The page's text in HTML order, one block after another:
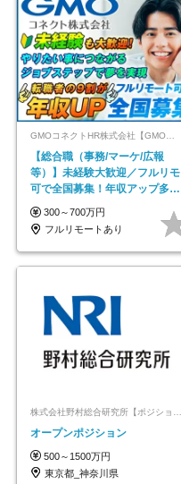
GMOコネクトHR株式会社【GMOインターネットグループ】
【総合職（事務/マーケ/広報
等）】未経験大歓迎／フルリモ
可で全国募集！年収アップ多数
★年休最大130日★
300～700万円
フルリモートあり
オープンポジション
500～1500万円
東京都_神奈川県